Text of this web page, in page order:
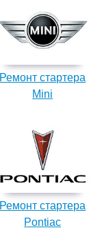
Ремонт стартера
Mini
Ремонт стартера
Pontiac